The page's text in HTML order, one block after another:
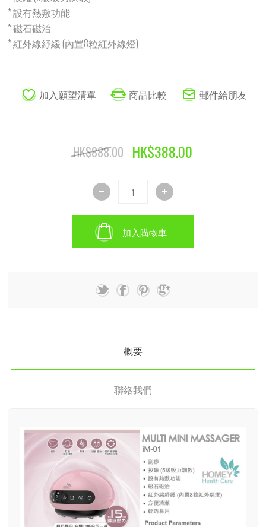
* 設有熱敷功能
* 磁石磁治
* 紅外線紓緩 (內置8粒紅外線燈)
HK$888.00 HK$388.00
加入購物車
概要
聯絡我們